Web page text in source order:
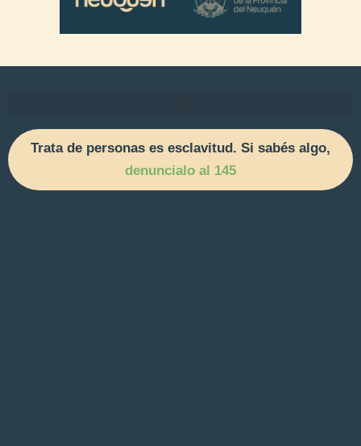
Trata de personas es esclavitud. Si sabés algo,
denuncialo al 145